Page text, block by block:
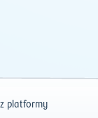
platformy